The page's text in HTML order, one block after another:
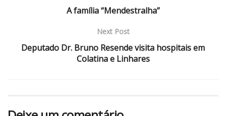
A família “Mendestralha”
Next Post
Deputado Dr. Bruno Resende visita hospitais em
Colatina e Linhares